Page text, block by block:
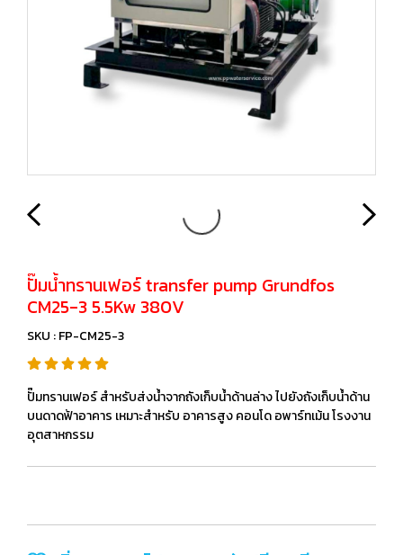
ปั๊มน้ำทรานเฟอร์ transfer pump Grundfos
CM25-3 5.5Kw 380V
SKU : FP-CM25-3
ปั๊มทรานเฟอร์ สำหรับส่งน้ำจากถังเก็บน้ำด้านล่าง ไปยังถังเก็บน้ำด้าน
บนดาดฟ้าอาคาร เหมาะสำหรับ อาคารสูง คอนโด อพาร์ทเม้น โรงงาน
อุตสาหกรรม